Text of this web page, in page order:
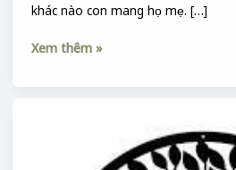
khác nào con mang họ mẹ. […]
Xem thêm »